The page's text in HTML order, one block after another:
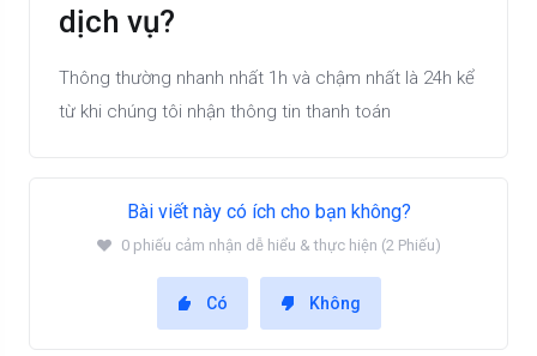
dịch vụ?
Thông thường nhanh nhất 1h và chậm nhất là 24h kể
từ khi chúng tôi nhận thông tin thanh toán
Bài viết này có ích cho bạn không?
0 phiếu cảm nhận dễ hiểu & thực hiện (2 Phiếu)
Có Không